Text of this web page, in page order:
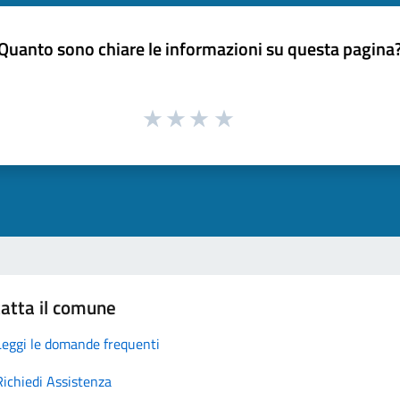
sono chiare le informazioni su questa
il comune
le domande frequenti
Assistenza